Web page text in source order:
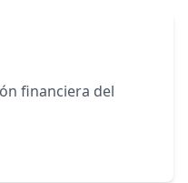
financiera del